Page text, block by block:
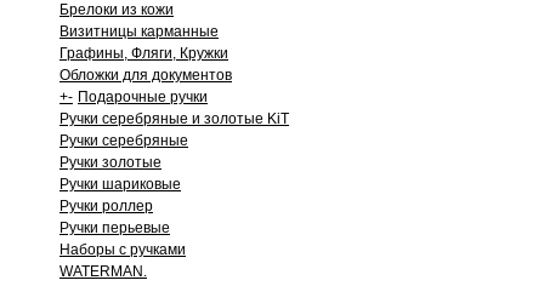
Брелоки из кожи
Визитницы карманные
Графины, Фляги, Кружки
Обложки для документов
+- Подарочные ручки
Ручки серебряные и золотые KiT
Ручки серебряные
Ручки золотые
Ручки шариковые
Ручки роллер
Ручки перьевые
Наборы с ручками
WATERMAN.